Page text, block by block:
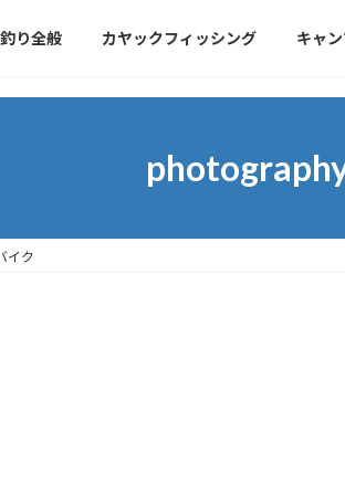
釣り全般 カヤックフィッシング キャ
イク